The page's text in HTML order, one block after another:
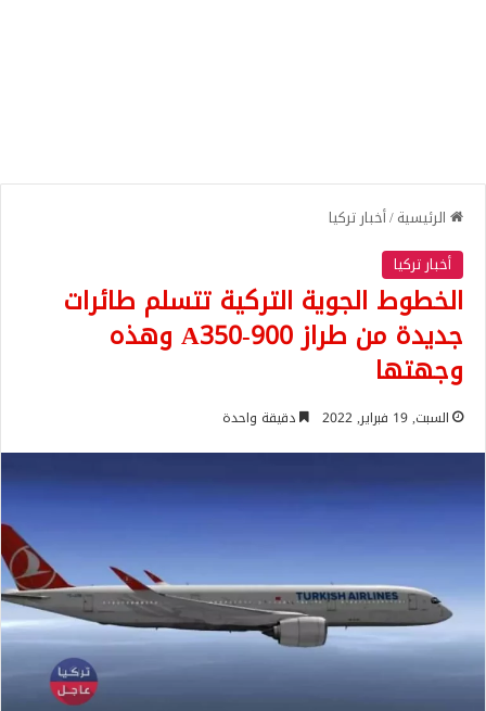
الرئيسية/أخبار تركيا
أخبار تركيا
الخطوط الجوية التركية تتسلم طائرات
جديدة من طراز A350-900 وهذه
وجهتها
السبت, 19 فبراير, 2022 دقيقة واحدة